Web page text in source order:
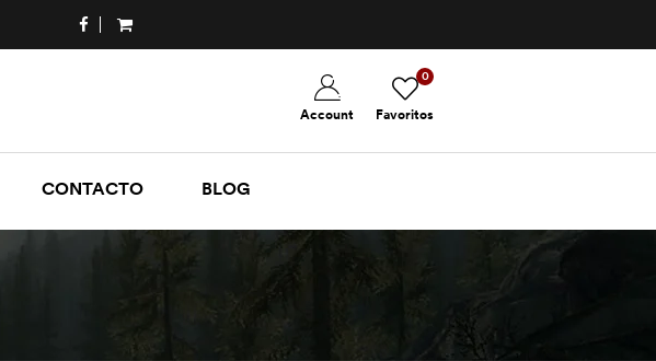
Favoritos
0
Account
CONTACTO BLOG